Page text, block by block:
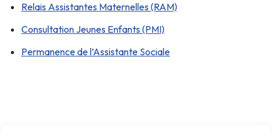
Relais Assistantes Maternelles (RAM)
Consultation Jeunes Enfants (PMI)
Permanence de l’Assistante Sociale